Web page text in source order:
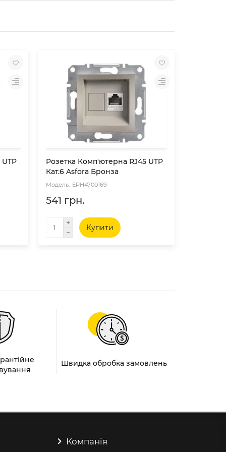
Розетка Комп'ютерна RJ45 UTP
Кат.6 Asfora Бронза
EPH4700169
541 грн.
Купити
Швидка обробка замовлень
Компанія